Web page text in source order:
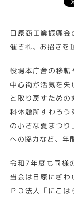
日原商工業振興
催され、お招きを
役場本庁舎の移転
中心街が活気を失
と取り戻すため
料休憩所すわろう
の小さな夏まつり
への協力など、年
令和7年度も同様
当会は日原にぎわ
ＰＯ法人「にこ